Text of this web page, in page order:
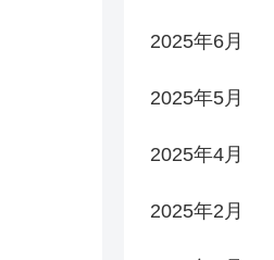
2025年6月
2025年5月
2025年4月
2025年2月